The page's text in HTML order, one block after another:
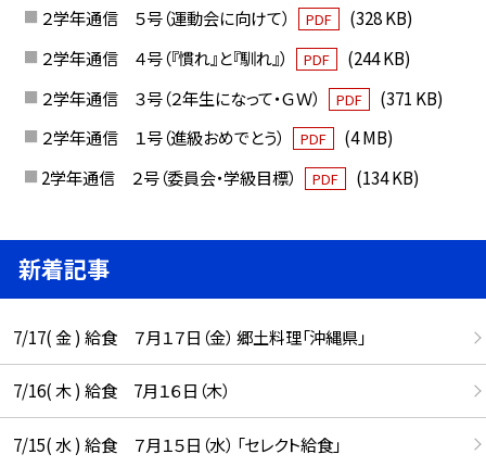
２学年通信 ５号（運動会に向けて）
PDF
(328 KB)
２学年通信 ４号（『慣れ』と『馴れ』）
PDF
(244 KB)
２学年通信 ３号（２年生になって・ＧＷ）
PDF
(371 KB)
２学年通信 １号（進級おめでとう）
PDF
(4 MB)
2学年通信 ２号（委員会・学級目標）
PDF (134 KB)
新着記事
7/17( 金 ) 給食 ７月１７日（金） 郷土料理「沖縄県」
7/16( 木 ) 給食 7月１６日（木）
7/15( 水 ) 給食 ７月１５日（水） 「セレクト給食」